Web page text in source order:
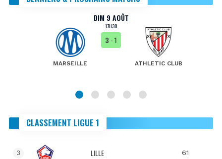
DIM 9 AOÛT
17H30
MARSEILLE
3 - 1
ATHLETIC CLUB
CLASSEMENT LIGUE 1
3 LILLE 61